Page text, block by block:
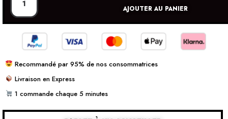
AJOUTER AU PANIER
Recommandé par 95% de nos consommatrices
Livraison en Express
1 commande chaque 5 minutes